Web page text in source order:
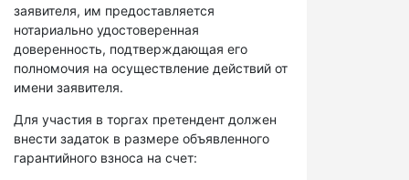
заявителя, им предоставляется
нотариально удостоверенная
доверенность, подтверждающая его
полномочия на осуществление действий от
имени заявителя.
Для участия в торгах претендент должен
внести задаток в размере объявленного
гарантийного взноса на счет: